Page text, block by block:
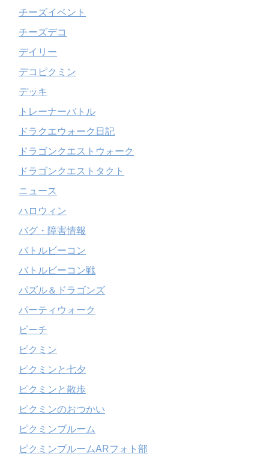
チーズイベント
チーズデコ
デイリー
デコピクミン
デッキ
トレーナーバトル
ドラクエウォーク日記
ドラゴンクエストウォーク
ドラゴンクエストタクト
ニュース
ハロウィン
バグ・障害情報
バトルビーコン
バトルビーコン戦
パズル＆ドラゴンズ
パーティウォーク
ビーチ
ピクミン
ピクミンと七夕
ピクミンと散歩
ピクミンのおつかい
ピクミンブルーム
ピクミンブルームARフォト部